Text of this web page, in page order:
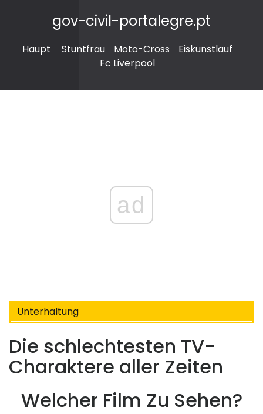
gov-civil-portalegre.pt
Haupt Stuntfrau Moto-Cross
Eiskunstlauf
Fc Liverpool
ad
Unterhaltung
Die schlechtesten TV-
Charaktere aller Zeiten
Welcher Film Zu Sehen?